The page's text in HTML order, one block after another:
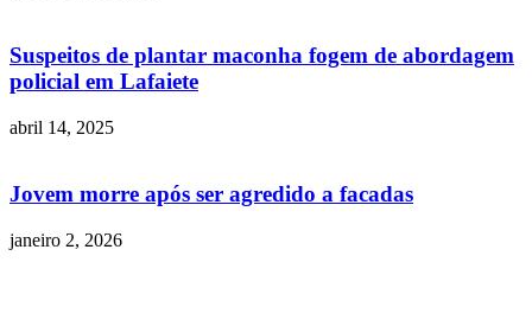
Suspeitos de plantar maconha fogem de abordagem
policial em Lafaiete
abril 14, 2025
Jovem morre após ser agredido a facadas
janeiro 2, 2026